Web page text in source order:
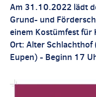
Am 31.10.2022 lädt
Grund- und
einem Kostümfest für
Ort: Alter
Eupen) - Beginn 17